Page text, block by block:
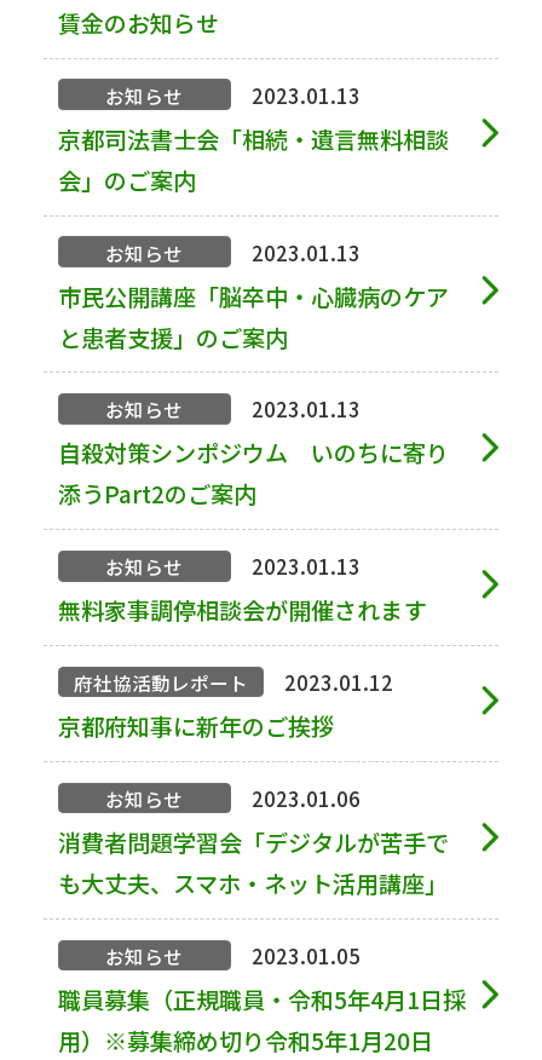
賃金のお知らせ
お知らせ 2023.01.13
京都司法書士会「相続・遺言無料相談
会」のご案内
お知らせ 2023.01.13
市民公開講座「脳卒中・心臓病のケア
と患者支援」のご案内
お知らせ 2023.01.13
自殺対策シンポジウム いのちに寄り
添うPart2のご案内
お知らせ 2023.01.13
無料家事調停相談会が開催されます
府社協活動レポート 2023.01.12
京都府知事に新年のご挨拶
お知らせ 2023.01.06
消費者問題学習会「デジタルが苦手で
も大丈夫、スマホ・ネット活用講座」
お知らせ 2023.01.05
職員募集（正規職員・令和5年4月1日採
用）※募集締め切り令和5年1月20日